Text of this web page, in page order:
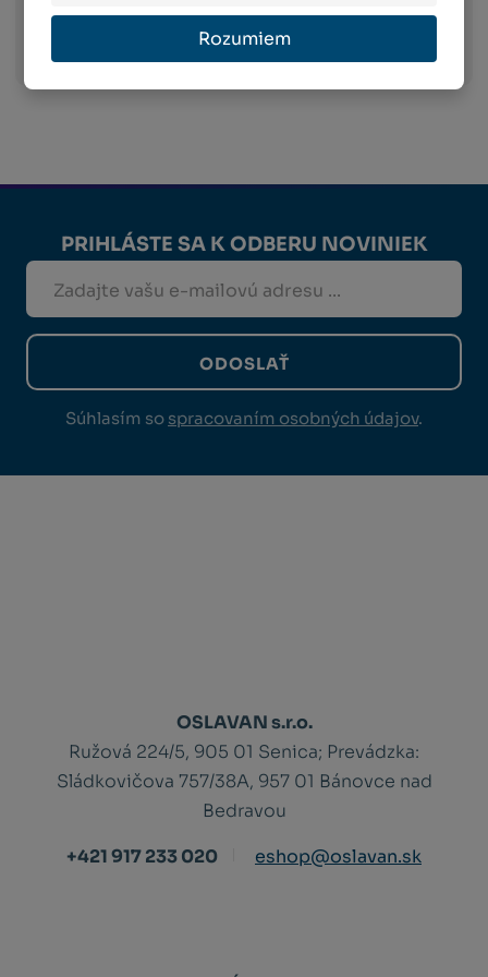
Rozumiem
Viac informácií o preprave
PRIHLÁSTE SA K ODBERU NOVINIEK
ODOSLAŤ
Súhlasím so spracovaním osobných údajov.
OSLAVAN s.r.o.
Ružová 224/5, 905 01 Senica; Prevádzka:
Sládkovičova 757/38A, 957 01 Bánovce nad
Bedravou
+421 917 233 020
eshop@oslavan.sk